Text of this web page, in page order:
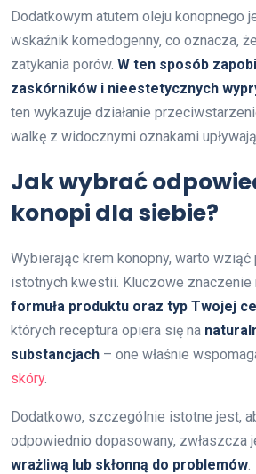
Dodatkowym atutem oleju konopnego
wskaźnik komedogenny, co oznacza,
zatykania porów. W ten sposób
zaskórników i nieestetycznych
ten wykazuje działanie
walkę z widocznymi oznakami
Jak wybrać
konopi dla siebie?
Wybierając krem konopny, warto wziąć
istotnych kwestii. Kluczowe znaczenie
formuła produktu oraz typ Twojej
których receptura opiera się na
substancjach – one właśnie
skóry.
Dodatkowo, szczególnie istotne jest,
odpowiednio dopasowany, zwłaszcza
wrażliwą lub skłonną do problemów.